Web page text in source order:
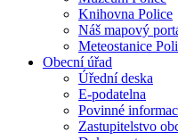
Knihovna Police
Náš mapový
Meteostanice
Obecní úřad
Úřední deska
E-podatelna
Povinné
Zastupitelstvo